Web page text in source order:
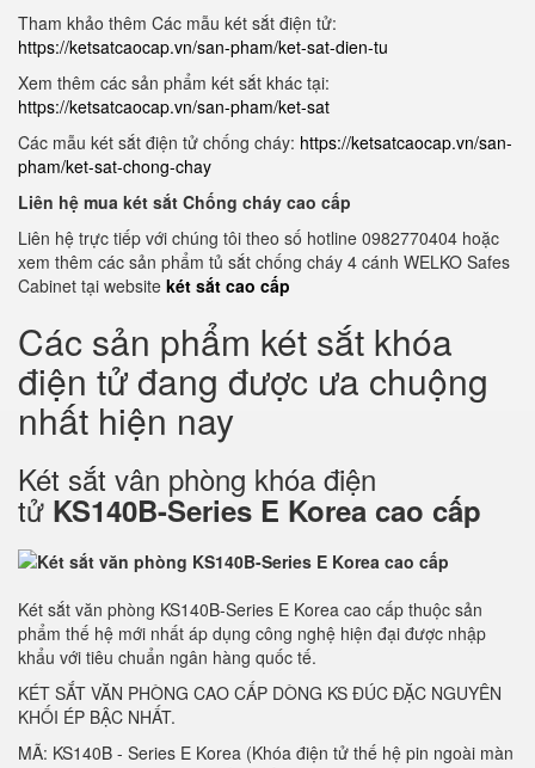
Tham khảo thêm Các mẫu két sắt điện tử:
https://ketsatcaocap.vn/san-pham/ket-sat-dien-tu
Xem thêm các sản phẩm két sắt khác tại:
https://ketsatcaocap.vn/san-pham/ket-sat
Các mẫu két sắt điện tử chống cháy: https://ketsatcaocap.vn/san-
pham/ket-sat-chong-chay
Liên hệ mua két sắt Chống cháy cao cấp
Liên hệ trực tiếp với chúng tôi theo số hotline 0982770404 hoặc
xem thêm các sản phẩm tủ sắt chống cháy 4 cánh WELKO Safes
Cabinet tại website két sắt cao cấp
Các sản phẩm két sắt khóa
điện tử đang được ưa chuộng
nhất hiện nay
Két sắt vân phòng khóa điện
tử KS140B-Series E Korea cao cấp
Két sắt văn phòng KS140B-Series E Korea cao cấp thuộc sản
phẩm thế hệ mới nhất áp dụng công nghệ hiện đại được nhập
khẩu với tiêu chuẩn ngân hàng quốc tế.
KÉT SẮT VĂN PHÒNG CAO CẤP DÒNG KS ĐÚC ĐẶC NGUYÊN
KHỐI ÉP BẬC NHẤT.
MÃ: KS140B - Series E Korea (Khóa điện tử thế hệ pin ngoài màn